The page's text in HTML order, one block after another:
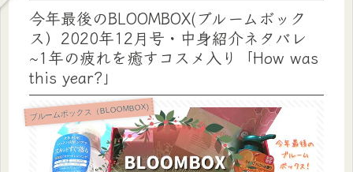
今年最後のBLOOMBOX(ブルームボック
ス）2020年12月号・中身紹介ネタバレ
~1年の疲れを癒すコスメ入り「How was
this year?」
ブルームボックス（BLOOMBOX)